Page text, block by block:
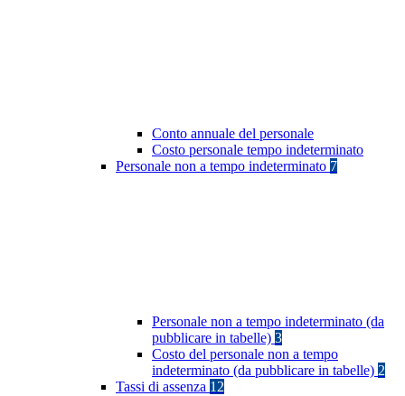
Conto annuale del personale
Costo personale tempo indeterminato
Personale non a tempo indeterminato 7
Personale non a tempo indeterminato (da
pubblicare in tabelle) 3
Costo del personale non a tempo
indeterminato (da pubblicare in tabelle) 2
Tassi di assenza 12